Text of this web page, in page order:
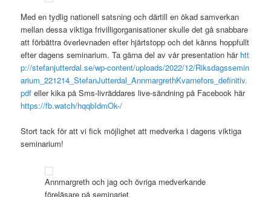
Med en tydlig nationell satsning och därtill en ökad samverkan
mellan dessa viktiga frivilligorganisationer skulle det gå snabbare
att förbättra överlevnaden efter hjärtstopp och det känns hoppfullt
efter dagens seminarium. Ta gärna del av vår presentation här htt
p://stefanjutterdal.se/wp-content/uploads/2022/12/Riksdagssemin
arium_221214_StefanJutterdal_AnnmargrethKvarnefors_definitiv.
pdf eller kika på Sms-livräddares live-sändning på Facebook här
https://fb.watch/hqqbIdmOk-/
Stort tack för att vi fick möjlighet att medverka i dagens viktiga
seminarium!
Annmargreth och jag och övriga medverkande
föreläsare på seminariet,